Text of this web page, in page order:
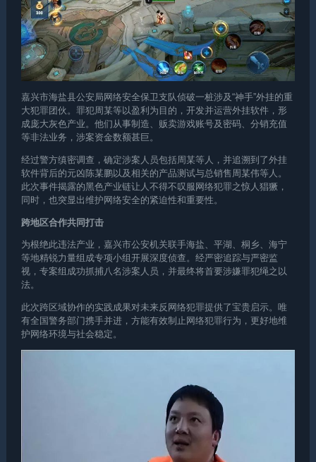
嘉兴市海盐县公安局网络安全保卫支队侦破一桩涉及“神手”外挂的重
大犯罪团伙。罪犯周某等以盈利为目的，开发并运营外挂软件，形
成庞大灰色产业。他们从事制造、贩卖游戏账号及密码、分销充值
等非法业务，涉案资金数额甚巨。
经过警方缜密调查，确定涉案人员包括周某等人，并追溯到了外挂
软件背后的元凶陈某鹏以及相关的产品测试与总销售周某伟等人。
此次事件揭露的黑色产业链让人不得不叹服网络犯罪之惊人猖獗，
同时，也突显出维护网络安全的紧迫性和重要性。
跨地区合作共同打击
为根绝此违法产业，嘉兴市公安机关联手海盐、平湖、桐乡、海宁
等地精锐力量组成专项小组开展深度侦查。经严密追踪与严密监
视，专案组成功抓捕八名涉案人员，并最终将首要涉嫌罪犯绳之以
法。
此次跨区域协作的实践成果对未来反网络犯罪提供了宝贵启示。唯
有全国警务部门携手并进，方能有效制止网络犯罪行为，更好地维
护网络环境与社会稳定。